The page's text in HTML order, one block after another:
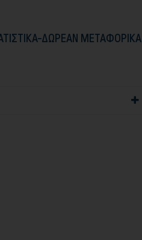
ΔΩΡΕΑΝ ΜΕΤΑΦΟΡΙΚΑ